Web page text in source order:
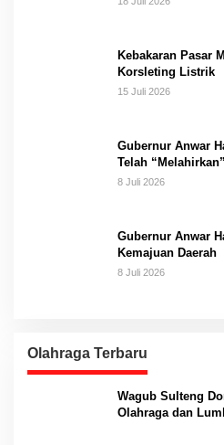
Kebakaran Pasar
Korsleting Listrik
15 Juli 2026
Gubernur Anwar
Telah
8 Juli 2026
Gubernur Anwar
Kemajuan Daerah
8 Juli 2026
Olahraga Terbaru
Wagub Sulteng
Olahraga dan